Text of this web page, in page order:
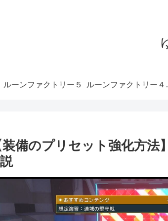
ルーンファクトリー５ ル
装備のプリセット強化方法